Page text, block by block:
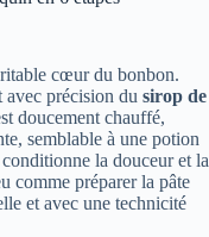
cœur du bonbon.
avec précision du sirop de
doucement chauffé,
semblable à une potion
la douceur et la
comme préparer la pâte
et avec une technicité